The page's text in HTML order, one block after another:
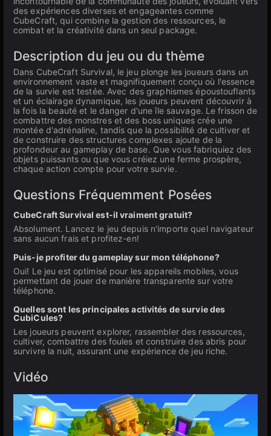
des expériences diverses et engageantes comme
CubeCraft, qui combine la gestion des ressources, le
combat et la créativité dans un seul package.
Description du jeu ou du thème
Dans CubeCraft Survival, le jeu plonge les joueurs dans un
environnement vaste et magnifiquement conçu où l'essence
de la survie est testée. Avec des graphismes époustouflants
et un éclairage dynamique, les joueurs peuvent découvrir à
la fois la beauté et le danger d'une île sauvage. Le frisson de
combattre des monstres et des boss uniques crée une
montée d'adrénaline, tandis que la possibilité de cultiver et
de construire des structures complexes ajoute de la
profondeur au gameplay de base. Que vous fabriquiez des
objets puissants ou que vous créiez une ferme prospère,
chaque action compte pour votre survie.
Questions Fréquemment Posées
CubeCraft Survival est-il vraiment gratuit?
Absolument. Lancez le jeu depuis n'importe quel navigateur
sans aucun frais et profitez-en!
Puis-je profiter du gameplay sur mon téléphone?
Oui! Le jeu est optimisé pour les appareils mobiles, vous
permettant de jouer de manière transparente sur votre
téléphone.
Quelles sont les principales activités de survie des
CubiCules?
Les joueurs peuvent explorer, rassembler des ressources,
cultiver, combattre des foules et construire des abris pour
survivre la nuit, assurant une expérience de jeu riche.
Vidéo